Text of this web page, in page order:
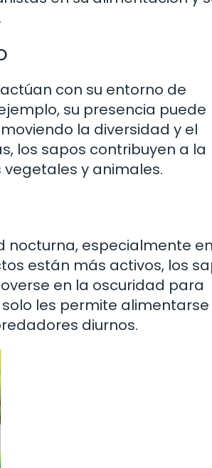
con su entorno de
su presencia puede
la diversidad y el
los sapos contribuyen a la
y animales.
nocturna, especialmente
están más activos, los
en la oscuridad para
les permite
diurnos.